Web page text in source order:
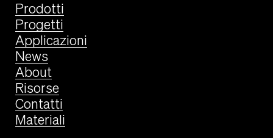
Prodotti
Progetti
Applicazioni
News
About
Risorse
Contatti
Materiali